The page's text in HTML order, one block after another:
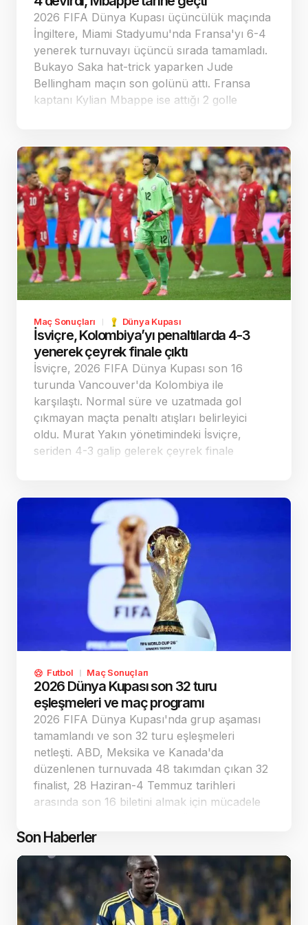
Çarşamba 21.15 Ferencvaros - Gornik Zabrze
6 Ağustos Perşembe 18.00 KuPS Kuopio -
Universitatea Craiova 19.00 Jagiellonia -
Rangers 19.00 Maccabi Tel Aviv - CSKA
Sofya…
2026 FIFA Dünya Kupası üçüncülük maçında
İngiltere, Miami Stadyumu'nda Fransa'yı 6-4
yenerek turnuvayı üçüncü sırada tamamladı.
Bukayo Saka hat-trick yaparken Jude
Bellingham maçın son golünü attı. Fransa
kaptanı Kylian Mbappe ise attığı 2 golle
yerleşti.
Maç Sonuçları Dünya Kupası
İsviçre, Kolombiya’yı penaltılarda 4-3
yenerek çeyrek finale çıktı
İsviçre, 2026 FIFA Dünya Kupası son 16
turunda Vancouver'da Kolombiya ile
karşılaştı. Normal süre ve uzatmada gol
çıkmayan maçta penaltı atışları belirleyici
oldu. Murat Yakın yönetimindeki İsviçre,
seriden 4-3 galip gelerek çeyrek finale
Futbol Maç Sonuçları
2026 Dünya Kupası son 32 turu
eşleşmeleri ve maç programı
2026 FIFA Dünya Kupası'nda grup aşaması
tamamlandı ve son 32 turu eşleşmeleri
netleşti. ABD, Meksika ve Kanada'da
düzenlenen turnuvada 48 takımdan çıkan 32
finalist, 28 Haziran-4 Temmuz tarihleri
arasında son 16 biletini almak için mücadele
ABD ve Avustralya üst tura yükseldi.
Son Haberler